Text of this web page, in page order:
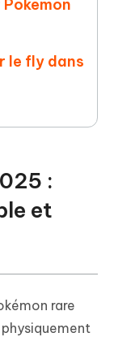
le fly dans
:
et
rare